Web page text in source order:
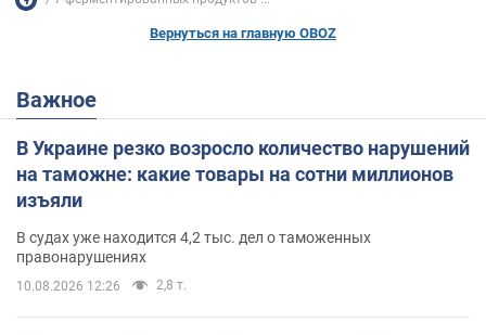
Вернуться на главную OBOZ
Важное
В Украине резко возросло количество нарушений
на таможне: какие товары на сотни миллионов
изъяли
В судах уже находится 4,2 тыс. дел о таможенных
правонарушениях
10.08.2026 12:26 2,8 т.